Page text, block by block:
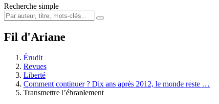
Recherche simple
Fil d'Ariane
Érudit
Revues
Liberté
Comment continuer ? Dix ans après 2012, le monde reste …
Transmettre l’ébranlement